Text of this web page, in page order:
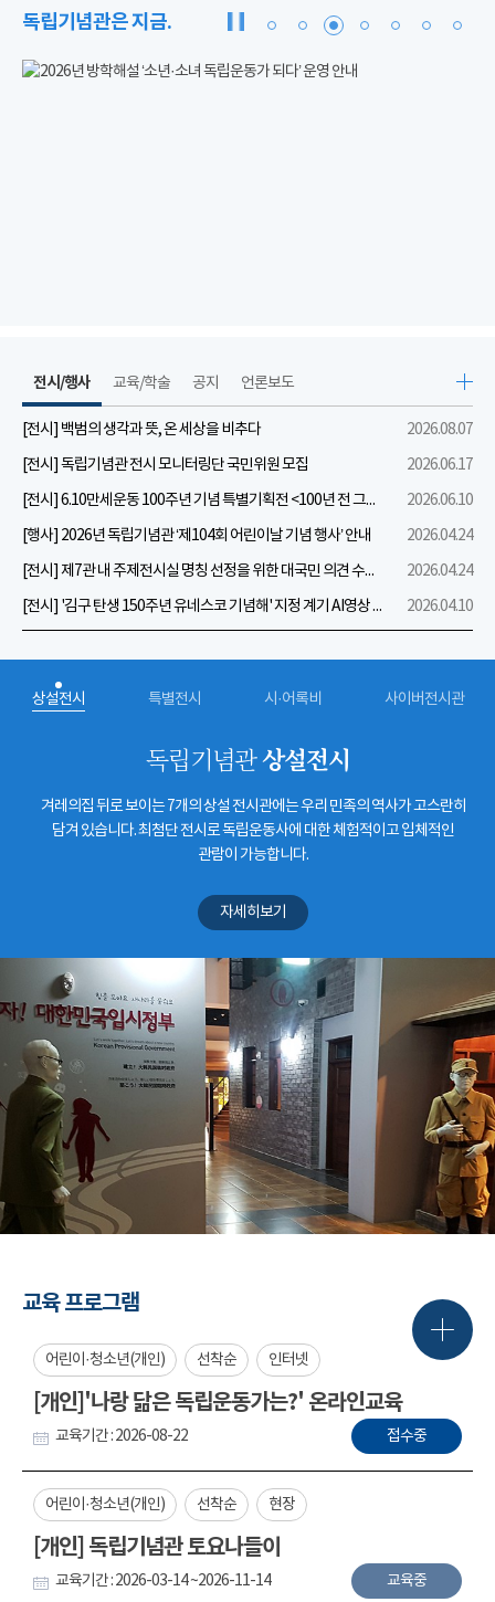
독립기념관은 지금.
전시/행사
[전시] 백범의 생각과 뜻, 온 세상을 비추다
2026.08.07
[전시] 독립기념관 전시 모니터링단 국민위원 모집
2026.06.17
[전시] 6.10만세운동 100주년 기념 특별기획전 <100년 전 그날을 보다: 6.10만세운동>
2026.06.10
[행사] 2026년 독립기념관 ‘제104회 어린이날 기념 행사’ 안내
2026.04.24
[전시] 제7관 내 주제전시실 명칭 선정을 위한 대국민 의견 수렴 실시
2026.04.24
[전시] '김구 탄생 150주년 유네스코 기념해' 지정 계기 AI영상 국민공모 개최 안내
2026.04.10
교육/학술 공지 언론보도
상설전시 특별전시 시·어록비 사이버전시관
독립기념관상설전시
겨레의집 뒤로 보이는 7개의 상설 전시관에는 우리 민족의 역사가 고스란히
담겨 있습니다. 최첨단 전시로 독립운동사에 대한 체험적이고 입체적인
관람이 가능합니다.
자세히보기
교육 프로그램
어린이·청소년(개인) 선착순 인터넷
[개인]'나랑 닮은 독립운동가는?' 온라인교육
교육기간 : 2026-08-22 접수중
어린이·청소년(개인) 선착순 현장
[개인] 독립기념관 토요나들이
교육기간 : 2026-03-14 ~2026-11-14 교육중